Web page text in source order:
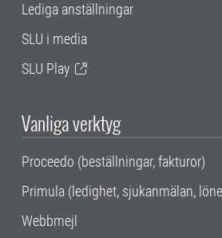
Lediga anställningar
SLU i media
SLU Play
Vanliga verktyg
Proceedo (beställningar, fakturor)
Primula (ledighet, sjukanmälan,
Webbmejl